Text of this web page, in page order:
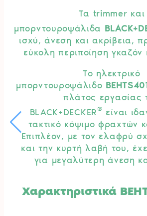
Τα trimmer και
μπορντουροψάλιδα
ισχύ, άνεση και ακρίβεια,
εύκολη περιποίηση
Το ηλεκτρικό
μπορντουροψάλιδο
πλάτος εργασίας
BLACK+DECKER® είναι
τακτικό κόψιμο φραχτών
Επιπλέον, με τον ελαφρύ
και την κυρτή λαβή του,
για μεγαλύτερη άνεση
Χαρακτηριστικά